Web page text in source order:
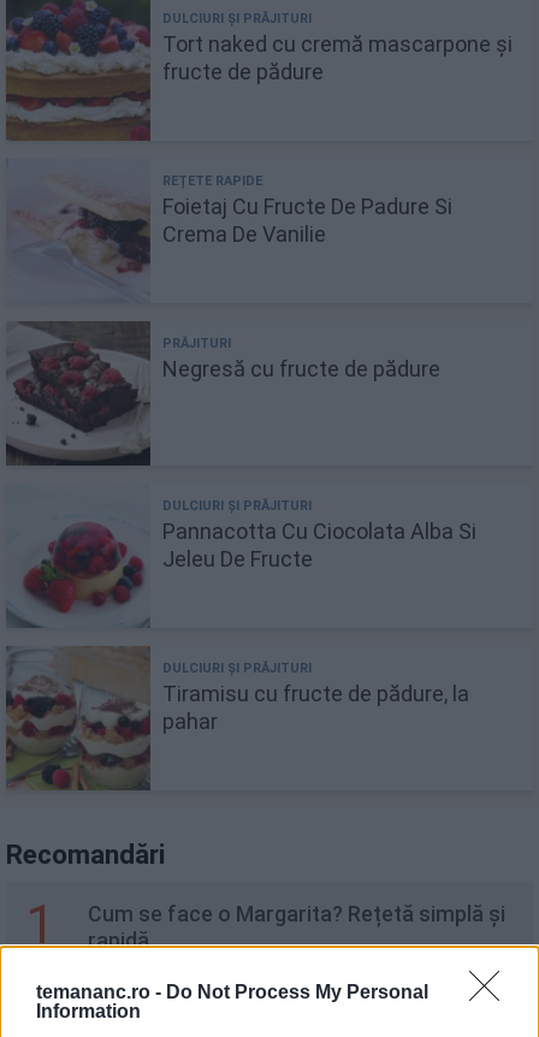
temananc.ro - Do Not Process My Personal
Information
Tort naked cu cremă mascarpone și
fructe de pădure
Foietaj Cu Fructe De Padure Si
Crema De Vanilie
Negresă cu fructe de pădure
Pannacotta Cu Ciocolata Alba Si
Jeleu De Fructe
Tiramisu cu fructe de pădure, la
pahar
Recomandări
1
Cum se face o Margarita? Rețetă simplă și
rapidă